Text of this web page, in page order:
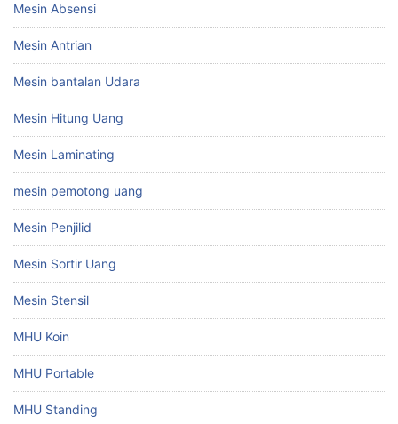
Mesin Absensi
Mesin Antrian
Mesin bantalan Udara
Mesin Hitung Uang
Mesin Laminating
mesin pemotong uang
Mesin Penjilid
Mesin Sortir Uang
Mesin Stensil
MHU Koin
MHU Portable
MHU Standing